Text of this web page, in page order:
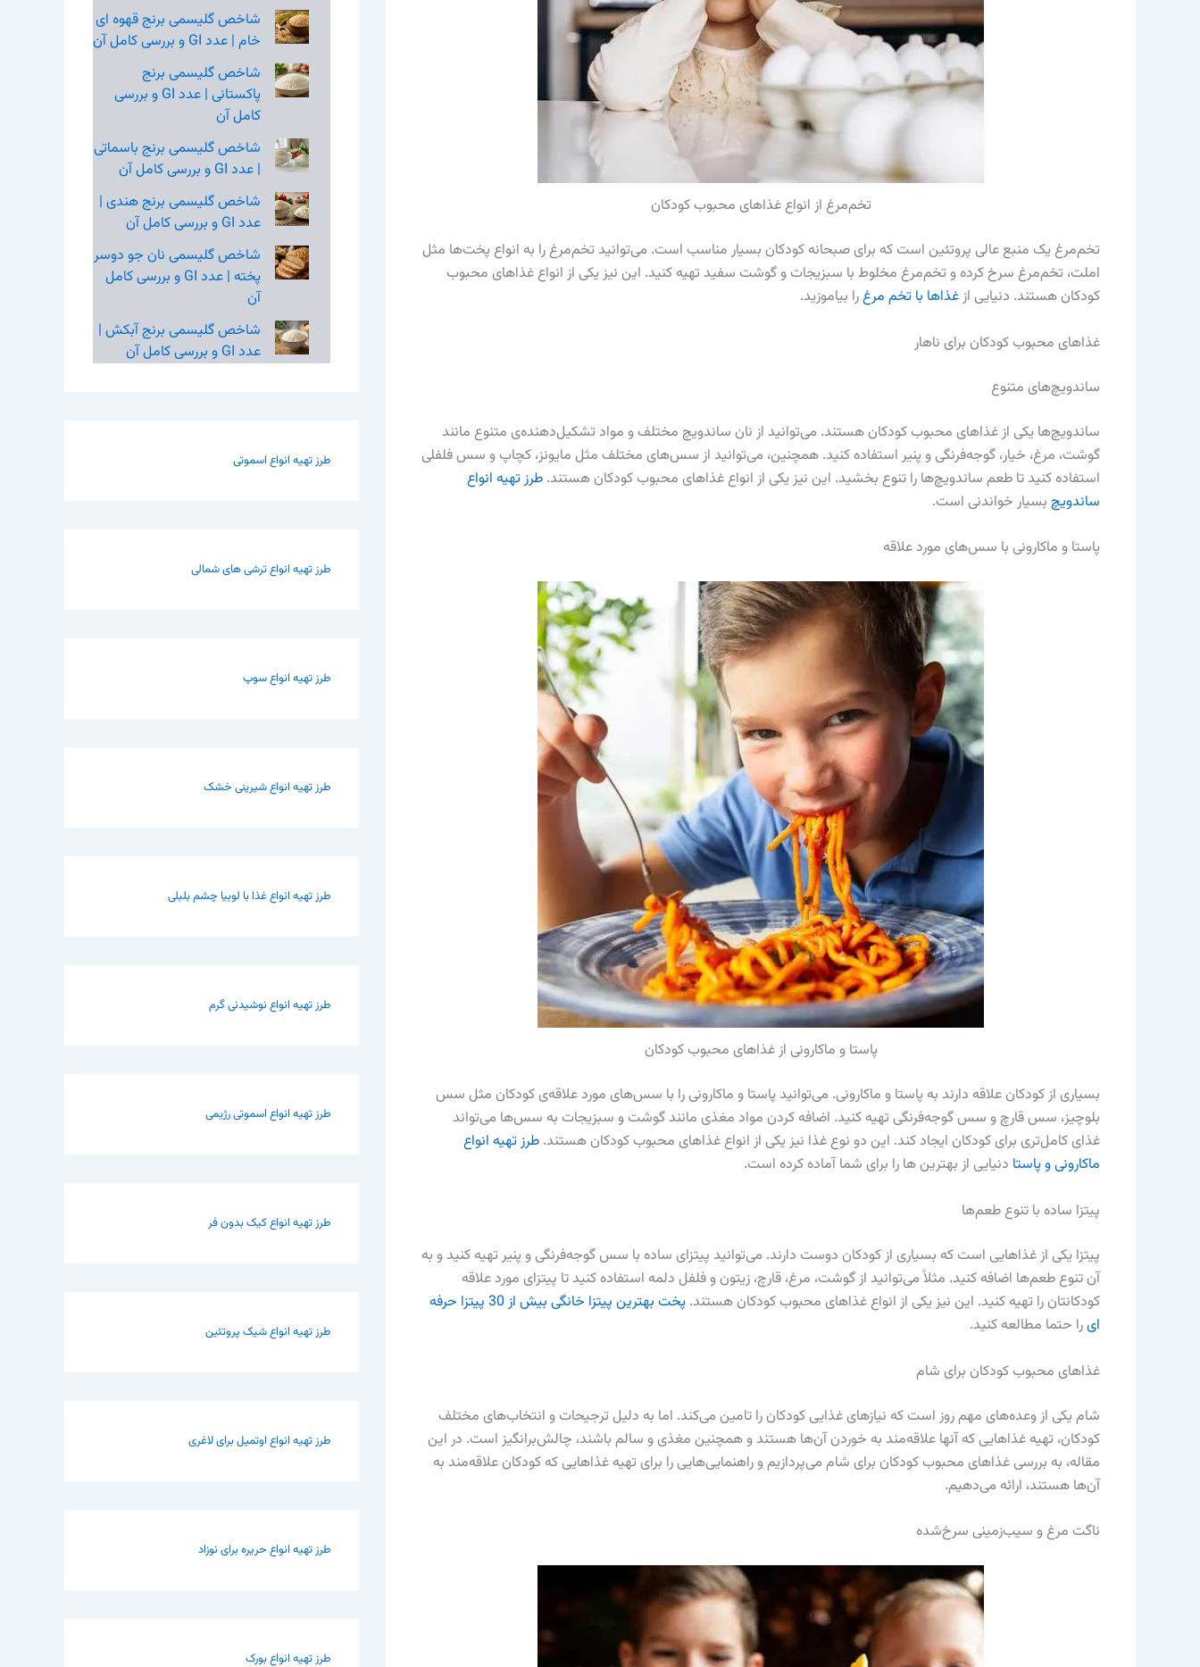
تخم‌مرغ از انواع غذاهای محبوب کودکان
تخم‌مرغ یک منبع عالی پروتئین است که برای صبحانه کودکان بسیار مناسب است. می‌توانید تخم‌مرغ را به انواع پخت‌ها مثل
املت، تخم‌مرغ سرخ کرده و تخم‌مرغ مخلوط با سبزیجات و گوشت سفید تهیه کنید. این نیز یکی از انواع غذاهای محبوب
کودکان هستند. دنیایی ازغذاها با تخم مرغرا بیاموزید.
غذاهای محبوب کودکان برای ناهار
ساندویچ‌های متنوع
ساندویچ‌ها یکی از غذاهای محبوب کودکان هستند. می‌توانید از نان ساندویچ مختلف و مواد تشکیل‌دهنده‌ی متنوع مانند
گوشت، مرغ، خیار، گوجه‌فرنگی و پنیر استفاده کنید. همچنین، می‌توانید از سس‌های مختلف مثل مایونز، کچاپ و سس فلفلی
استفاده کنید تا طعم ساندویچ‌ها را تنوع بخشید. این نیز یکی از انواع غذاهای محبوب کودکان هستند. طرز تهیه انواع
ساندویچ بسیار خواندنی است.
پاستا و ماکارونی با سس‌های مورد علاقه
پاستا و ماکارونی از غذاهای محبوب کودکان
بسیاری از کودکان علاقه دارند به پاستا و ماکارونی. می‌توانید پاستا و ماکارونی را با سس‌های مورد علاقه‌ی کودکان مثل سس
بلوچیز، سس قارچ و سس گوجه‌فرنگی تهیه کنید. اضافه کردن مواد مغذی مانند گوشت و سبزیجات به سس‌ها می‌تواند
غذای کامل‌تری برای کودکان ایجاد کند. این دو نوع غذا نیز یکی از انواع غذاهای محبوب کودکان هستند. طرز تهیه انواع
ماکارونی و پاستا دنیایی از بهترین ها را برای شما آماده کرده است.
پیتزا ساده با تنوع طعم‌ها
پیتزا یکی از غذاهایی است که بسیاری از کودکان دوست دارند. می‌توانید پیتزای ساده با سس گوجه‌فرنگی و پنیر تهیه کنید و به
آن تنوع طعم‌ها اضافه کنید. مثلاً می‌توانید از گوشت، مرغ، قارچ، زیتون و فلفل دلمه استفاده کنید تا پیتزای مورد علاقه
کودکانتان را تهیه کنید. این نیز یکی از انواع غذاهای محبوب کودکان هستند.
پخت بهترین پیتزا خانگی بیش از 30 پیتزا حرفه
ایرا حتما مطالعه کنید.
غذاهای محبوب کودکان برای شام
شام یکی از وعده‌های مهم روز است که نیازهای غذایی کودکان را تامین می‌کند. اما به دلیل ترجیحات و انتخاب‌های مختلف
کودکان، تهیه غذاهایی که آنها علاقه‌مند به خوردن آن‌ها هستند و همچنین مغذی و سالم باشند، چالش‌برانگیز است. در این
مقاله، به بررسی غذاهای محبوب کودکان برای شام می‌پردازیم و راهنمایی‌هایی را برای تهیه غذاهایی که کودکان علاقه‌مند به
آن‌ها هستند، ارائه می‌دهیم.
ناگت مرغ و سیب‌زمینی سرخ‌شده
شاخص گلیسمی برنج قهوه‌ ای
خام | عدد GI و بررسی کامل آن
شاخص گلیسمی برنج
پاکستانی | عدد GI و بررسی
کامل آن
شاخص گلیسمی برنج باسماتی
| عدد GI و بررسی کامل آن
شاخص گلیسمی برنج هندی |
عدد GI و بررسی کامل آن
شاخص گلیسمی نان جو دوسر
پخته | عدد GI و بررسی کامل
آن
شاخص گلیسمی برنج آبکش |
عدد GI و بررسی کامل آن
طرز تهیه انواع اسموتی
طرز تهیه انواع ترشی های شمالی
طرز تهیه انواع سوپ
طرز تهیه انواع شیرینی خشک
طرز تهیه انواع غذا با لوبیا چشم بلبلی
طرز تهیه انواع نوشیدنی گرم
طرز تهیه انواع اسموتی رژیمی
طرز تهیه انواع کیک بدون فر
طرز تهیه انواع شیک پروتئین
طرز تهیه انواع اوتمیل برای لاغری
طرز تهیه انواع حریره برای نوزاد
طرز تهیه انواع بورک